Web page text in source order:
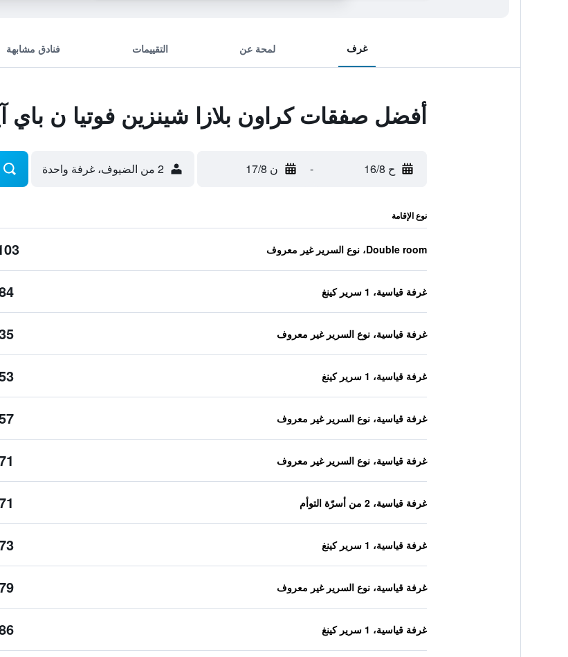
غرف لمحة عن التقييمات فنادق مشابهة
أفضل صفقات كراون بلازا شينزين فوتيا ن
ح 16/8 - ن 17/8 2 من الضيوف، غرفة واحدة
نوع الإقامة
Double room، نوع السرير غير معروف
غرفة قياسية، 1 سرير كينغ
غرفة قياسية، نوع السرير غير معروف
غرفة قياسية، 1 سرير كينغ
غرفة قياسية، نوع السرير غير معروف
غرفة قياسية، نوع السرير غير معروف
غرفة قياسية، 2 من أسرّة التوأم
غرفة قياسية، 1 سرير كينغ
غرفة قياسية، نوع السرير غير معروف
غرفة قياسية، 1 سرير كينغ